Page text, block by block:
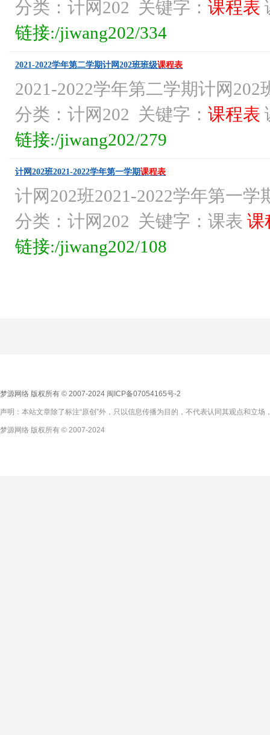
分类：计网202 关键字： 课程表
链接:/jiwang202/334
2021-2022学年第二学期计网202班班级课程表
2021-2022学年第二学期计网202
分类：计网202 关键字： 课程表
链接:/jiwang202/279
计网202班2021-2022学年第一学期课程表
计网202班2021-2022学年第一学
分类：计网202 关键字：课表 课
链接:/jiwang202/108
梦源网络 版权所有 © 2007-2024 闽ICP备07054165号-2
声明：本站文章除了标注“原创”外，只以信息传播为目的，不代表认同其观点和立
梦源网络 版权所有 © 2007-2024